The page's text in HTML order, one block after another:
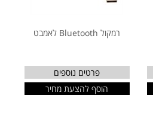
רמקול Bluetooth לאמבט
פרטים נוספים
הוסף להצעת מחיר